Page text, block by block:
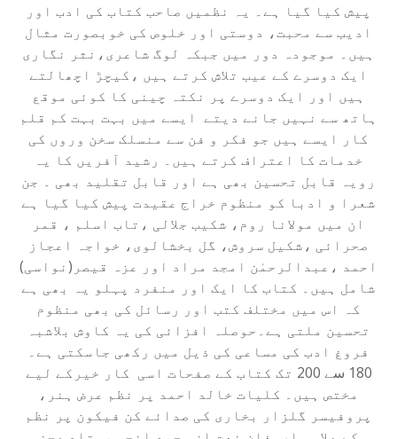
پیش کیا گیا ہے۔ یہ نظمیں صاحب کتاب کی ادب اور
ادیب سے محبت، دوستی اور خلوص کی خوبصورت مثال
ہیں۔ موجودہ دور میں جبکہ لوگ شاعری،نثر نگاری
ایک دوسرے کے عیب تلاش کرتے ہیں ،کیچڑ اچھالتے
ہیں اور ایک دوسرے پر نکتہ چینی کا کوئی موقع
ہاتھ سے نہیں جانے دیتے ایسے میں بہت بہت کم قلم
کار ایسے ہیں جو فکر و فن سے منسلک سخن وروں کی
خدمات کا اعتراف کرتے ہیں۔ رشید آفریں کا یہ
رویہ قابل تحسین بھی ہے اور قابل تقلید بھی ۔ جن
شعرا و ادبا کو منظوم خراج عقیدت پیش کیا گیا ہے
ان میں مولانا روم، شکیب جلالی ،تاب اسلم ، قمر
صحرائی ،شکیل سروش، گل بخشالوی، خواجہ اعجاز
احمد ،عبدالرحمٰن امجد مراد اور عزہ قیصر(نواسی)
شامل ہیں۔ کتاب کا ایک اور منفرد پہلو یہ بھی ہے
کہ اس میں مختلف کتب اور رسائل کی بھی منظوم
تحسین ملتی ہے۔حوصلہ افزائی کی یہ کاوش بلاشبہ
فروغ ادب کی مساعی کی ذیل میں رکھی جاسکتی ہے۔
180 سے 200 تک کتاب کے صفحات اسی کار خیرکے لیے
مختص ہیں۔ کلیات خالد احمد پر نظم عرض ہنر،
پروفیسر گلزار بخاری کی صدائے کن فیکون پر نظم